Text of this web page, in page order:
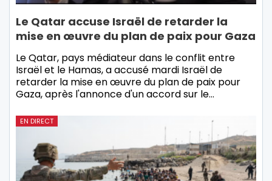
Le Qatar accuse Israël de retarder la
mise en œuvre du plan de paix pour Gaza
Le Qatar, pays médiateur dans le conflit entre
Israël et le Hamas, a accusé mardi Israël de
retarder la mise en œuvre du plan de paix pour
Gaza, après l'annonce d'un accord sur le…
EN DIRECT